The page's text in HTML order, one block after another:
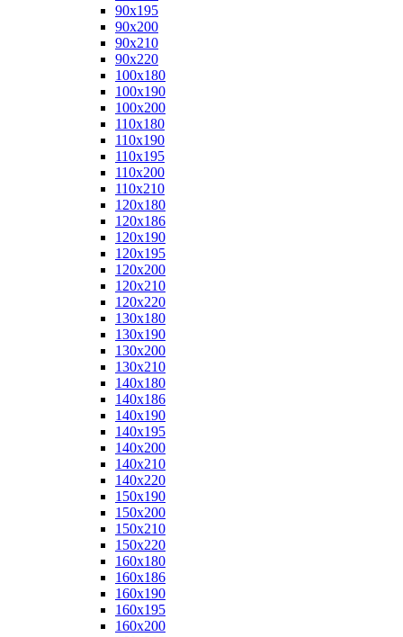
90x195
90x200
90x210
90x220
100x180
100x190
100x200
110x180
110x190
110x195
110x200
110x210
120x180
120x186
120x190
120x195
120x200
120x210
120x220
130x180
130x190
130x200
130x210
140x180
140x186
140x190
140x195
140x200
140x210
140x220
150x190
150x200
150x210
150x220
160x180
160x186
160x190
160x195
160x200